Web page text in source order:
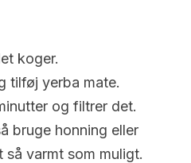
koger.
tilføj yerba mate.
og filtrer det.
bruge honning eller
varmt som muligt.